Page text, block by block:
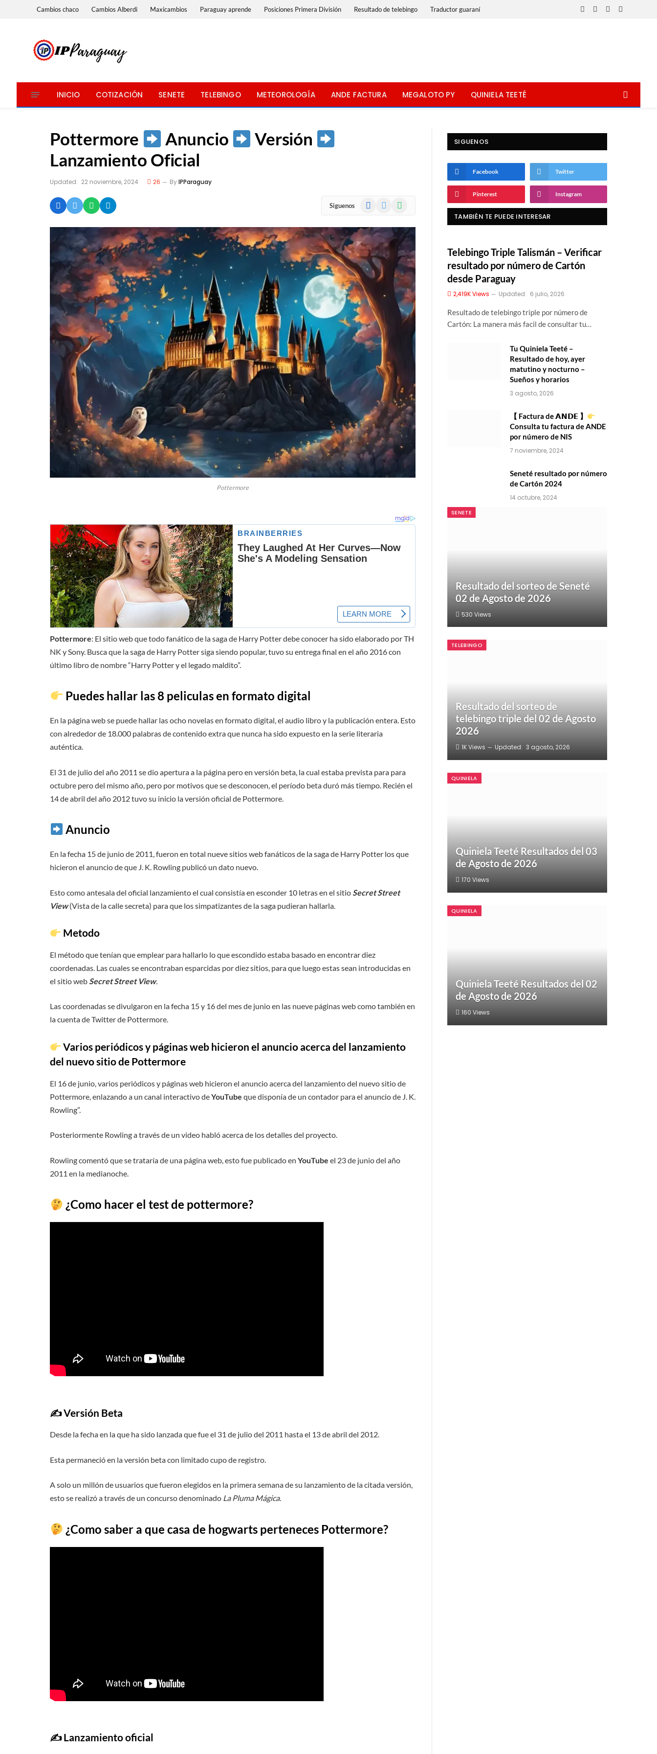
Cambios chaco Cambios Alberdi Maxicambios Paraguay aprende Posiciones Primera División Resultado de telebingo Traductor guaraní
Facebook
X
InstagramWhatsApp
INICIO COTIZACIÓN SENETE TELEBINGO METEOROLOGÍA ANDE FACTURA MEGALOTO PY QUINIELA TEETÉ
Pottermore Anuncio
Versión
Lanzamiento Oficial
Updated: 22 noviembre, 2024 26 ByIPParaguay
Siguenos Facebook WhatsApp
Pottermore
Pottermore: El sitio web que todo fanático de la saga de Harry Potter debe conocer ha sido elaborado por TH
NK y Sony. Busca que la saga de Harry Potter siga siendo popular, tuvo su entrega final en el año 2016 con
último libro de nombre “Harry Potter y el legado maldito”.
Puedes hallar las 8 peliculas en formato digital
En la página web se puede hallar las ocho novelas en formato digital, el audio libro y la publicación entera. Esto
con alrededor de 18.000 palabras de contenido extra que nunca ha sido expuesto en la serie literaria
auténtica.
El 31 de julio del año 2011 se dio apertura a la página pero en versión beta, la cual estaba prevista para para
octubre pero del mismo año, pero por motivos que se desconocen, el período beta duró más tiempo. Recién el
14 de abril del año 2012 tuvo su inicio la versión oficial de Pottermore.
Anuncio
En la fecha 15 de junio de 2011, fueron en total nueve sitios web fanáticos de la saga de Harry Potter los que
hicieron el anuncio de que J. K. Rowling publicó un dato nuevo.
Esto como antesala del oficial lanzamiento el cual consistía en esconder 10 letras en el sitio Secret Street
View(Vista de la calle secreta) para que los simpatizantes de la saga pudieran hallarla.
Metodo
El método que tenían que emplear para hallarlo lo que escondido estaba basado en encontrar diez
coordenadas. Las cuales se encontraban esparcidas por diez sitios, para que luego estas sean introducidas en
el sitio web Secret Street View.
Las coordenadas se divulgaron en la fecha 15 y 16 del mes de junio en las nueve páginas web como también en
la cuenta de Twitter de Pottermore.
Varios periódicos y páginas web hicieron el anuncio acerca del lanzamiento
del nuevo sitio de Pottermore
El 16 de junio, varios periódicos y páginas web hicieron el anuncio acerca del lanzamiento del nuevo sitio de
Pottermore, enlazando a un canal interactivo deYouTube que disponía de un contador para el anuncio de J. K.
Rowling”.
Posteriormente Rowling a través de un video habló acerca de los detalles del proyecto.
Rowling comentó que se trataría de una página web, esto fue publicado en YouTube el 23 de junio del año
2011 en la medianoche.
¿Como hacer el test de pottermore?
✍️ Versión Beta
Desde la fecha en la que ha sido lanzada que fue el 31 de julio del 2011 hasta el 13 de abril del 2012.
Esta permaneció en la versión beta con limitado cupo de registro.
A solo un millón de usuarios que fueron elegidos en la primera semana de su lanzamiento de la citada versión,
esto se realizó a través de un concurso denominado La Pluma Mágica.
¿Como saber a que casa de hogwarts perteneces Pottermore?
✍️ Lanzamiento oficial
SIGUENOS
Facebook Twitter
Pinterest Instagram
TAMBIÉN TE PUEDE INTERESAR
Telebingo Triple Talismán – Verificar
resultado por número de Cartón
desde Paraguay
2,419KViews Updated: 6 julio, 2026
Resultado de telebingo triple por número de
Cartón: La manera más facil de consultar tu…
Tu Quiniela Teeté –
Resultado de hoy, ayer
matutino y nocturno –
Sueños y horarios
3 agosto, 2026
【 Factura de 𝗔𝗡𝗗𝗘 】
Consulta tu factura de ANDE
por número de NIS
7 noviembre, 2024
Seneté resultado por número
de Cartón 2024
14 octubre, 2024
SENETE
Resultado del sorteo de Seneté
02 de Agosto de 2026
530 Views
TELEBINGO
Resultado del sorteo de
telebingo triple del 02 de Agosto
2026
1KViews Updated: 3 agosto, 2026
QUINIELA
Quiniela Teeté Resultados del 03
de Agosto de 2026
170 Views
QUINIELA
Quiniela Teeté Resultados del 02
de Agosto de 2026
160 Views